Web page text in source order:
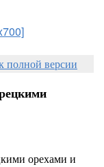
полной версии
орехами и